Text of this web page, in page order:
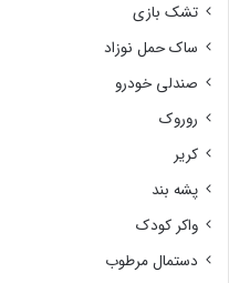
تشک بازی
ساک حمل نوزاد
صندلی خودرو
روروک
کریر
پشه بند
واکر کودک
دستمال مرطوب